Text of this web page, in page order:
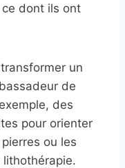
dont ils ont
un
de
des
pour orienter
ou les
lithothérapie.